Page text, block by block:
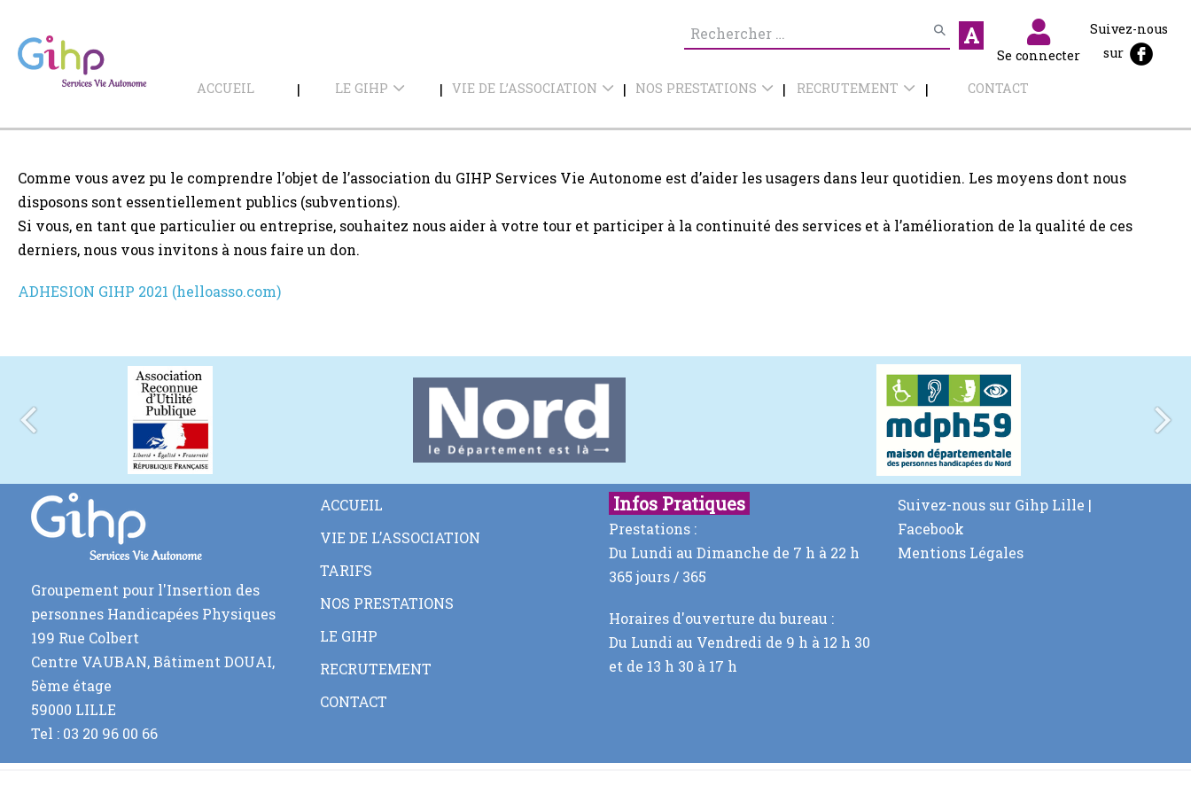
contenu
Recherche
A
Se connecter
Suivez-nous
sur
ACCUEIL LE GIHP VIE DE L’ASSOCIATION NOS PRESTATIONS RECRUTEMENT CONTACT
Comme vous avez pu le comprendre l’objet de l’association du GIHP Services Vie Autonome est d’aider les usagers dans leur quotidien. Les moyens dont nous
disposons sont essentiellement publics (subventions).
Si vous, en tant que particulier ou entreprise, souhaitez nous aider à votre tour et participer à la continuité des services et à l’amélioration de la qualité de ces
derniers, nous vous invitons à nous faire un don.
ADHESION GIHP 2021 (helloasso.com)
Groupement pour l'Insertion des
personnes Handicapées Physiques
199 Rue Colbert
Centre VAUBAN, Bâtiment DOUAI,
5ème étage
59000 LILLE
Tel : 03 20 96 00 66
ACCUEIL
VIE DE L’ASSOCIATION
TARIFS
NOS PRESTATIONS
LE GIHP
RECRUTEMENT
CONTACT
Infos Pratiques
Prestations :
Du Lundi au Dimanche de 7 h à 22 h
365 jours / 365
Horaires d'ouverture du bureau :
Du Lundi au Vendredi de 9 h à 12 h 30
et de 13 h 30 à 17 h
Suivez-nous sur Gihp Lille |
Facebook
Mentions Légales